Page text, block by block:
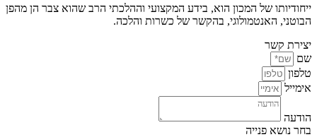
ייחודיותו של המכון הוא, בידע המקצועי וההלכתי הרב שהוא צבר הן מהפן
הבוטני, האנטמולוגי, בהקשר של כשרות והלכה.
יצירת קשר
שם
טלפון
אימייל
הודעה
בחר נושא פנייה